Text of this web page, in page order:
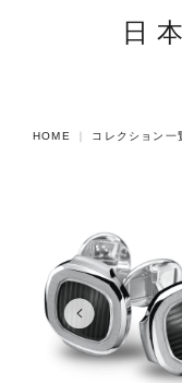
日
HOME コレクション一